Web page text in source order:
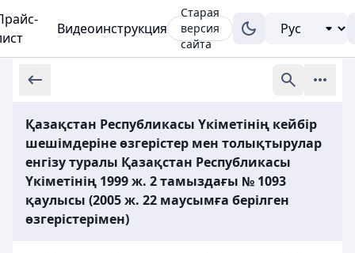
Видеоинструкция
Старая
версия
сайта
Қазақстан Республикасы Үкіметінің кейбір
шешімдеріне өзгерістер мен толықтырулар
енгізу туралы Қазақстан Республикасы
Үкіметінің 1999 ж. 2 тамыздағы № 1093
қаулысы (2005 ж. 22 маусымға берілген
өзгерістерімен)